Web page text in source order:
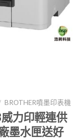
BROTHER噴墨印表機
力印輕連供
墨水匣送好